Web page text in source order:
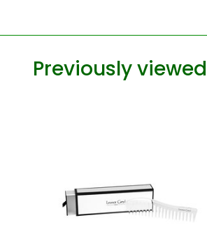
Previously viewed